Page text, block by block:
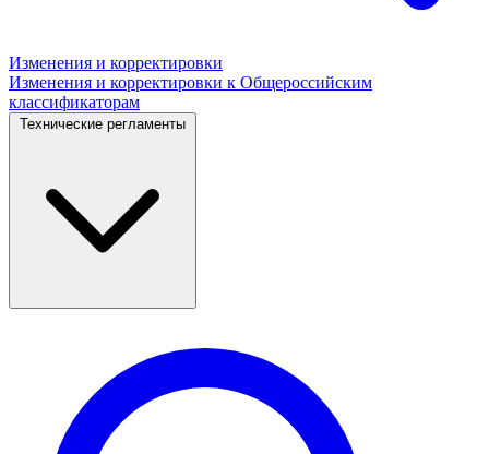
Изменения и корректировки
Изменения и корректировки к Общероссийским
классификаторам
Технические регламенты